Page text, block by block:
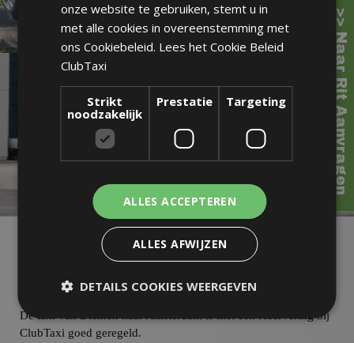
Taxi Diemen Naar Amsterdam -
De taxi van Diemen naar Amsterdam
is met een reservering bij
ClubTaxi goed geregeld.
>> Naar Rit Aanvragen
onze website te gebruiken, stemt u in
met alle cookies in overeenstemming met
ons Cookiebeleid. Lees het Cookie Beleid
ClubTaxi
Strikt
noodzakelijk
Prestatie Targeting
ALLES ACCEPTEREN
ALLES AFWIJZEN
DETAILS COOKIES WEERGEVEN